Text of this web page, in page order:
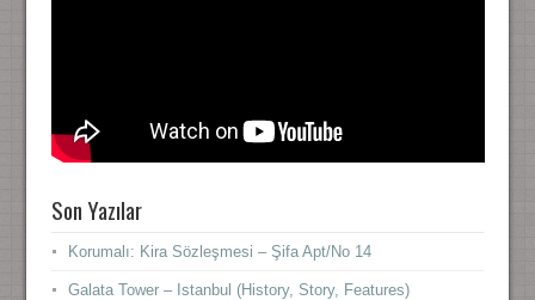
Son Yazılar
Korumalı: Kira Sözleşmesi – Şifa Apt/No 14
Galata Tower – Istanbul (History, Story, Features)